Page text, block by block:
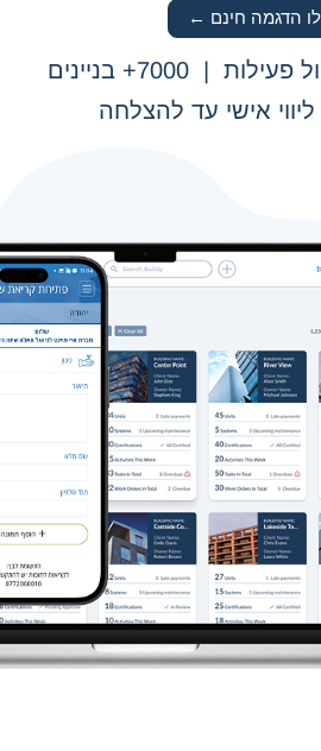
הדגמה חינם ←
130+ חברות ניהול פעילות | 7000+ בניינים
אישי עד להצלחה